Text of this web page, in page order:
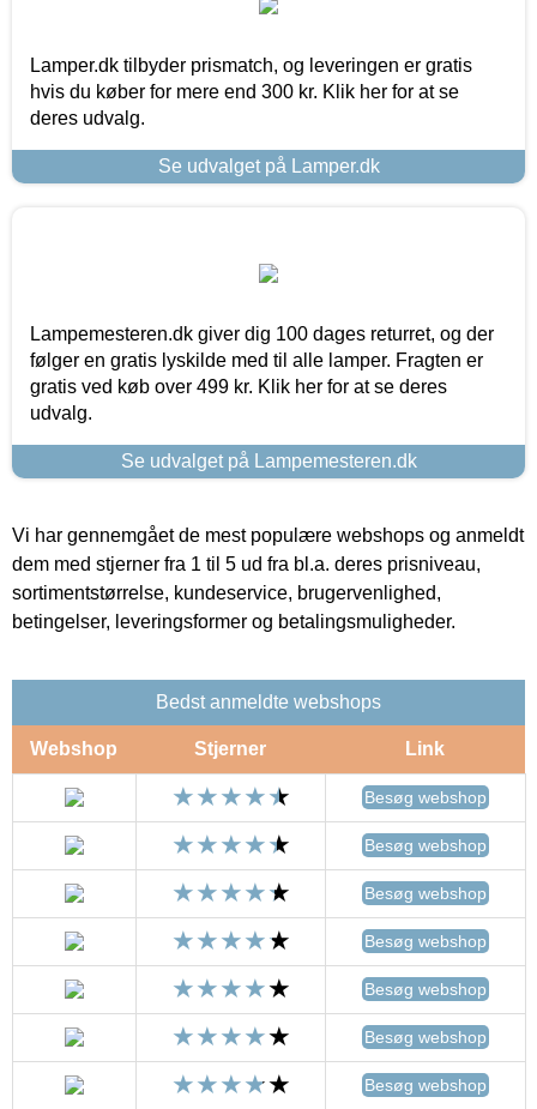
Lamper.dk tilbyder prismatch, og leveringen er gratis
hvis du køber for mere end 300 kr. Klik her for at se
deres udvalg.
Se udvalget på Lamper.dk
Lampemesteren.dk giver dig 100 dages returret, og der
følger en gratis lyskilde med til alle lamper. Fragten er
gratis ved køb over 499 kr. Klik her for at se deres
udvalg.
Se udvalget på Lampemesteren.dk
Vi har gennemgået de mest populære webshops og anmeldt
dem med stjerner fra 1 til 5 ud fra bl.a. deres prisniveau,
sortimentstørrelse, kundeservice, brugervenlighed,
betingelser, leveringsformer og betalingsmuligheder.
Bedst anmeldte webshops
Webshop Stjerner Link
Besøg webshop
Besøg webshop
Besøg webshop
Besøg webshop
Besøg webshop
Besøg webshop
Besøg webshop